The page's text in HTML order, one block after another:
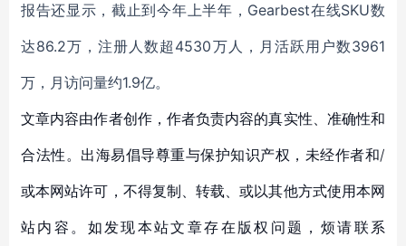
报告还显示，截止到今年上半年，Gearbest在线SKU数
达86.2万，注册人数超4530万人，月活跃用户数3961
万，月访问量约1.9亿。
文章内容由作者创作，作者负责内容的真实性、准确性和
合法性。出海易倡导尊重与保护知识产权，未经作者和/
或本网站许可，不得复制、转载、或以其他方式使用本网
站内容。如发现本站文章存在版权问题，烦请联系